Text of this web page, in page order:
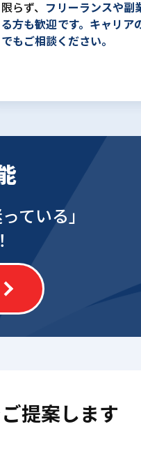
限らず、 フリーランスや副
る方も歓迎です。キャリア
でもご相談ください。
ている」
ご提案します